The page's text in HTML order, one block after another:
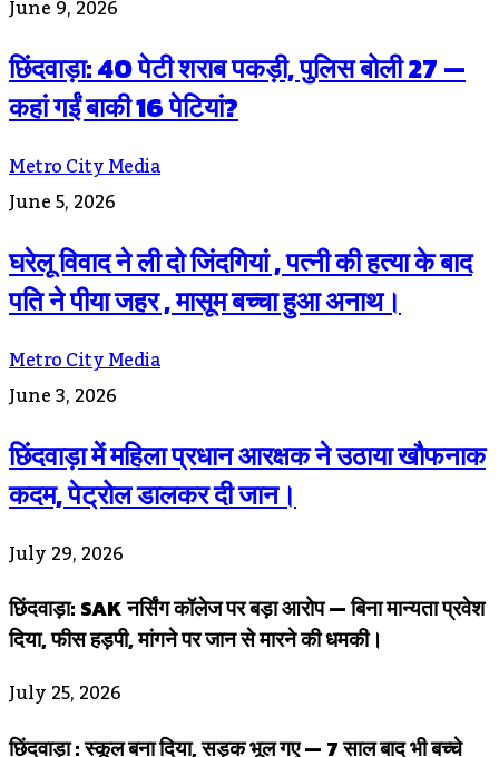
June 9, 2026
छिंदवाड़ा: 40 पेटी शराब पकड़ी, पुलिस बोली 27 —
कहां गईं बाकी 16 पेटियां?
Metro City Media
June 5, 2026
घरेलू विवाद ने ली दो जिंदगियां , पत्नी की हत्या के बाद
पति ने पीया जहर , मासूम बच्चा हुआ अनाथ।
Metro City Media
June 3, 2026
छिंदवाड़ा में महिला प्रधान आरक्षक ने उठाया खौफनाक
कदम, पेट्रोल डालकर दी जान।
July 29, 2026
छिंदवाड़ा: SAK नर्सिंग कॉलेज पर बड़ा आरोप — बिना मान्यता प्रवेश
दिया, फीस हड़पी, मांगने पर जान से मारने की धमकी।
July 25, 2026
छिंदवाड़ा : स्कूल बना दिया, सड़क भूल गए — 7 साल बाद भी बच्चे